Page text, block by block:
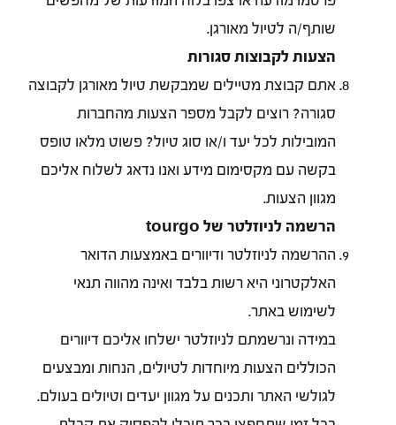
שותף/ה לטיול מאורגן.
הצעות לקבוצות סגורות
אתם קבוצת מטיילים שמבקשת טיול מאורגן לקבוצה
סגורה? רוצים לקבל מספר הצעות מהחברות
המובילות לכל יעד ו/או סוג טיול? פשוט מלאו טופס
בקשה עם מקסימום מידע ואנו נדאג לשלוח אליכם
מגוון הצעות.
הרשמה לניוזלטר של tourgo
ההרשמה לניוזלטר ודיוורים באמצעות הדואר
האלקטרוני היא רשות בלבד ואינה מהווה תנאי
לשימוש באתר.
במידה ונרשמתם לניוזלטר ישלחו אליכם דיוורים
הכוללים הצעות מיוחדות לטיולים, הנחות ומבצעים
לגולשי האתר ותכנים על מגוון יעדים וטיולים בעולם.